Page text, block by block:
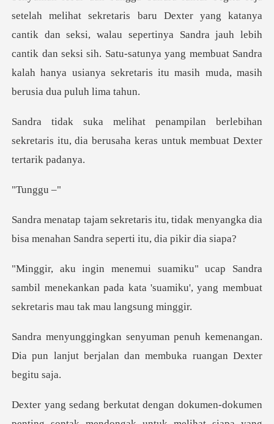
tanya
cantik dan seksi, walau sepertinya Sandra jauh lebih
cantik dan seksi sih. Satu-satunya yang
lebihan
sekretaris itu, dia berusaha ker
ngg
tidak menyangka dia
bisa menahan Sa
a
sambil menekankan pada kata 'suamiku', yang m
kemenangan.
Dia pun lanjut berjalan d